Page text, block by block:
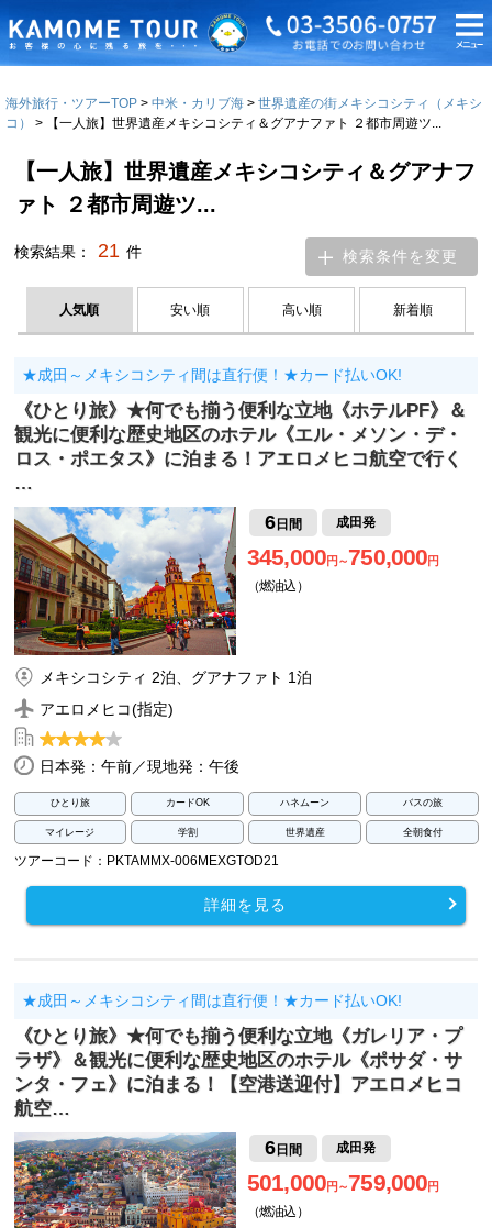
海外旅行・ツアーTOP 中米・カリブ海
世界遺産の街メキシコシティ（メキシ
コ）
【一人旅】世界遺産メキシコシティ＆グアナファト ２都市周遊ツ...
【一人旅】世界遺産メキシコシティ＆グアナフ
ァト ２都市周遊ツ...
検索結果： 21 件 検索条件を変更
人気順 安い順 高い順 新着順
★成田～メキシコシティ間は直行便！★カード払いOK!
《ひとり旅》★何でも揃う便利な立地《ホテルPF》＆
観光に便利な歴史地区のホテル《エル・メソン・デ・
ロス・ポエタス》に泊まる！アエロメヒコ航空で行く
…
6日間 成田発
345,000円～750,000円
（燃油込）
メキシコシティ 2泊、グアナファト 1泊
アエロメヒコ(指定)
日本発：午前／現地発：午後
ひとり旅 カードOK ハネムーン バスの旅
マイレージ 学割 世界遺産 全朝食付
ツアーコード：PKTAMMX-006MEXGTOD21
詳細を見る
★成田～メキシコシティ間は直行便！★カード払いOK!
《ひとり旅》★何でも揃う便利な立地《ガレリア・プ
ラザ》＆観光に便利な歴史地区のホテル《ポサダ・サ
ンタ・フェ》に泊まる！【空港送迎付】アエロメヒコ
航空…
6日間 成田発
501,000円～759,000円
（燃油込）